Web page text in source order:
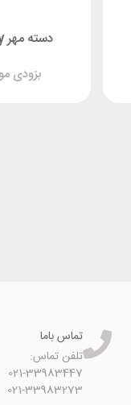
دسته مهر S-5480 Shiny
بزودی
تماس باما
تلفن تماس:
021-33983447
021-33983273